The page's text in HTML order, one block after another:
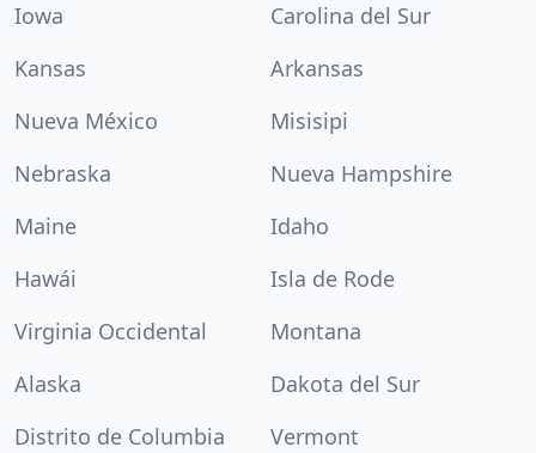
Iowa
Carolina del Sur
Kansas
Arkansas
Nueva México
Misisipi
Nebraska
Nueva Hampshire
Maine
Idaho
Hawái
Isla de Rode
Virginia Occidental
Montana
Alaska
Dakota del Sur
Distrito de Columbia
Vermont